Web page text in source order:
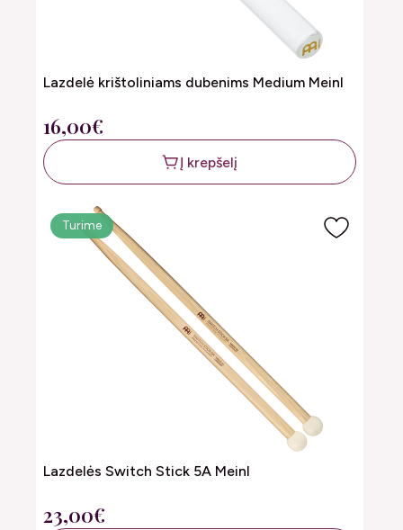
Lazdelė krištoliniams dubenims Medium Meinl
16,00€
Į krepšelį
Turime
Lazdelės Switch Stick 5A Meinl
23,00€